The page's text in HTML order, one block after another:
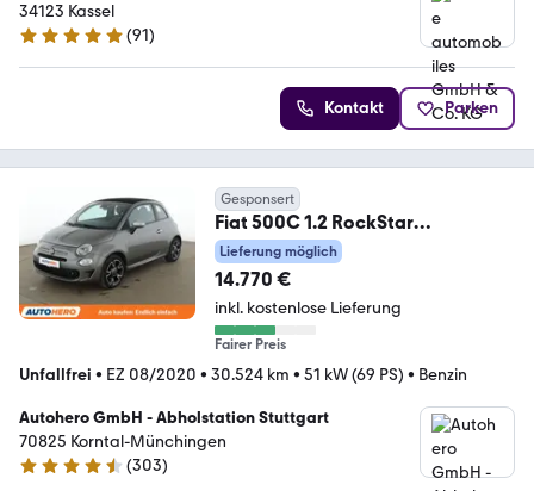
34123 Kassel
4.8 Sterne
(91)
Kontakt Parken
Gesponsert
Fiat 500C 1.2 RockStar
Aut.*CABRIO*NAVI*PDC*KLIMA*
Lieferung möglich
14.770 €
inkl. kostenlose Lieferung
Fairer Preis
Unfallfrei • EZ 08/2020 • 30.524 km • 51 kW (69 PS) • Benzin
Autohero GmbH - Abholstation Stuttgart
70825 Korntal-Münchingen
4.4 Sterne
(303)